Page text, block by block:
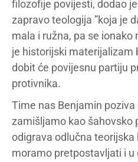
filozofije povijesti, dodao
zapravo teologija ”koja je
mala i ružna, pa se ionako
je historijski materijalizam
dobit će povijesnu partiju
protivnika.
Time nas Benjamin
zamišljamo kao šahovsko
odigrava odlučna teorijska
moramo pretpostavljati i u